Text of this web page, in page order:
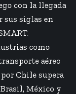
con la llegada
sus siglas en
como
aéreo
Chile supera
México y